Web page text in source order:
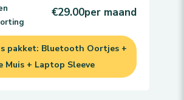
€29.00per maand
pakket: Bluetooth Oortjes +
Muis + Laptop Sleeve